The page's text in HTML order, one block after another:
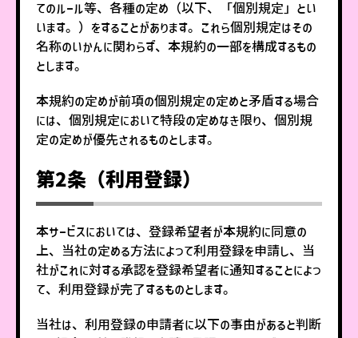
てのルール等、各種の定め（以下、「個別規定」とい
います。）をすることがあります。これら個別規定はその
名称のいかんに関わらず、本規約の一部を構成するもの
とします。
本規約の定めが前項の個別規定の定めと矛盾する場合
には、個別規定において特段の定めなき限り、個別規
定の定めが優先されるものとします。
第2条（利用登録）
本サービスにおいては、登録希望者が本規約に同意の
上、当社の定める方法によって利用登録を申請し、当
社がこれに対する承認を登録希望者に通知することによっ
て、利用登録が完了するものとします。
当社は、利用登録の申請者に以下の事由があると判断